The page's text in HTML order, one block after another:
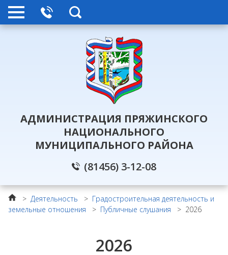
АДМИНИСТРАЦИЯ ПРЯЖИНСКОГО
НАЦИОНАЛЬНОГО
МУНИЦИПАЛЬНОГО РАЙОНА
(81456) 3-12-08
> Деятельность > Градостроительная деятельность и
земельные отношения
> Публичные слушания > 2026
2026